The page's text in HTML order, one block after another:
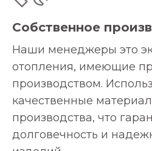
Собственное
Наши менеджеры это
отопления, имеющие
производством.
качественные
производства, что
долговечность и